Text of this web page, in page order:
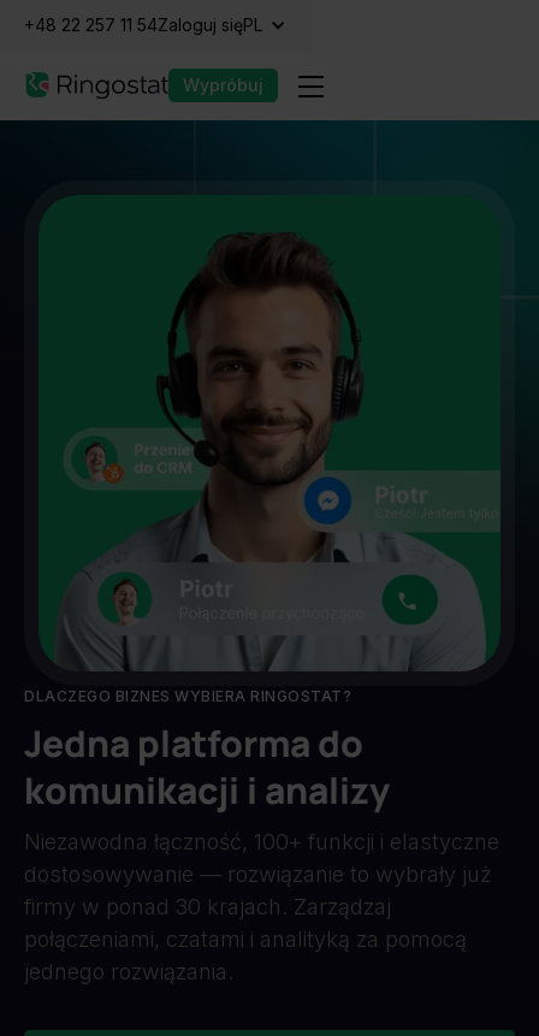
+48 22 257 11 54Zaloguj sięPL
Wypróbuj
DLACZEGO BIZNES WYBIERA RINGOSTAT?
Jedna platforma do
komunikacji i analizy
Niezawodna łączność, 100+ funkcji i elastyczne
dostosowywanie — rozwiązanie to wybrały już
firmy w ponad 30 krajach. Zarządzaj
połączeniami, czatami i analityką za pomocą
jednego rozwiązania.